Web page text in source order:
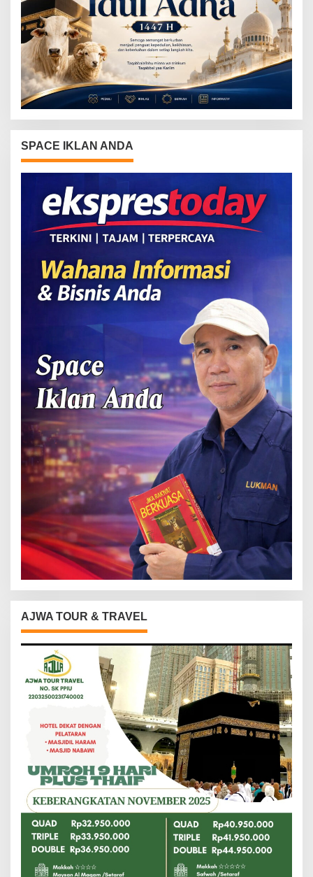
SPACE IKLAN ANDA
AJWA TOUR & TRAVEL